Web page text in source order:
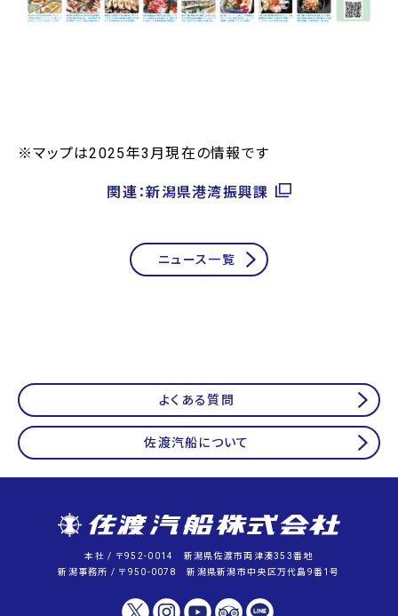
※マップは2025年3月現在の情報です
関連：新潟県港湾振興課
ニュース一覧
よくある質問
佐渡汽船について
本社 / 〒952-0014 新潟県佐渡市両津湊353番地
新潟事務所 / 〒950-0078 新潟県新潟市中央区万代島9番1号